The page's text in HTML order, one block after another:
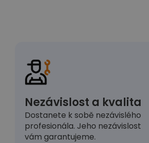
Nezávislost a kvalita
Dostanete k sobě nezávislého
profesionála. Jeho nezávislost
vám garantujeme.